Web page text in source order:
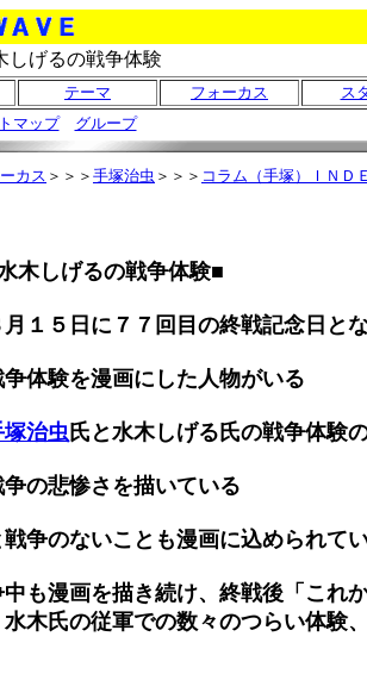
しげるの戦争体験
テーマ フォーカス ス
マップ グループ
カス ＞＞＞ 手塚治虫 ＞＞＞ コラム（手塚）ＩＮＤ
木しげるの戦争体験■
月１５日に７７回目の終戦記念日と
体験を漫画にした人物がいる
塚治虫氏と水木しげる氏の戦争体験
の悲惨さを描いている
争のないことも漫画に込められて
も漫画を描き続け、終戦後「これ
木氏の従軍での数々のつらい体験